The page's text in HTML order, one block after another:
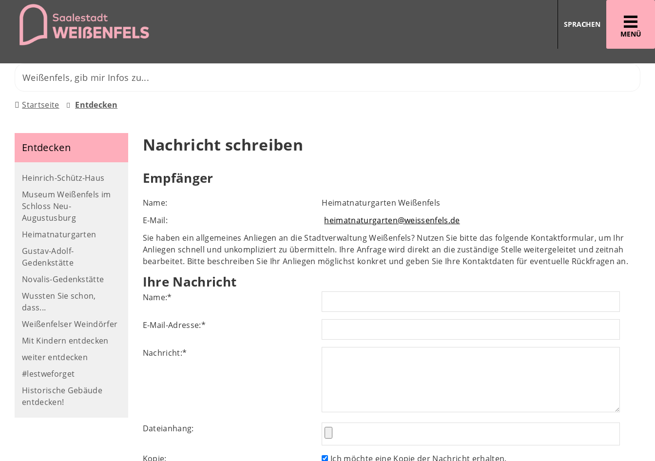
MENÜ
SPRACHEN
Startseite Entdecken
Entdecken
Heinrich-Schütz-Haus
Museum Weißenfels im
Schloss Neu-
Augustusburg
Heimatnaturgarten
Gustav-Adolf-
Gedenkstätte
Novalis-Gedenkstätte
Wussten Sie schon,
dass...
Weißenfelser Weindörfer
Mit Kindern entdecken
weiter entdecken
#lestweforget
Historische Gebäude
entdecken!
Nachricht schreiben
Empfänger
Name:
Heimatnaturgarten Weißenfels
E-Mail:
heimatnaturgarten@weissenfels.de
Sie haben ein allgemeines Anliegen an die Stadtverwaltung Weißenfels? Nutzen Sie bitte das folgende Kontaktformular, um Ihr
Anliegen schnell und unkompliziert zu übermitteln. Ihre Anfrage wird direkt an die zuständige Stelle weitergeleitet und zeitnah
bearbeitet. Bitte beschreiben Sie Ihr Anliegen möglichst konkret und geben Sie Ihre Kontaktdaten für eventuelle Rückfragen an.
Ihre Nachricht
Name:*
E-Mail-Adresse:*
Nachricht:*
Dateianhang:
Kopie:
Ich möchte eine Kopie der Nachricht erhalten.